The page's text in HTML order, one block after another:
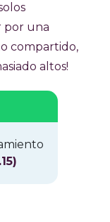
por una
compartido,
altos!